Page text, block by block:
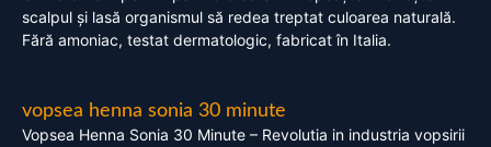
scalpul și lasă organismul să redea treptat culoarea naturală.
Fără amoniac, testat dermatologic, fabricat în Italia.
vopsea henna sonia 30 minute
Vopsea Henna Sonia 30 Minute – Revolutia in industria vopsirii